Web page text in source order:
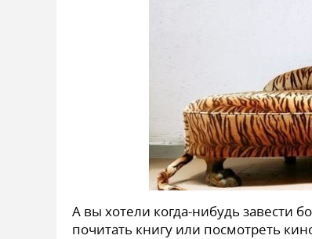
А вы хотели когда-нибудь завести
почитать книгу или посмотреть